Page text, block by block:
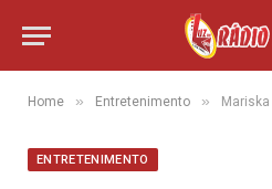
Home » Entretenimento » Mariska Hargitay,
ENTRETENIMENTO